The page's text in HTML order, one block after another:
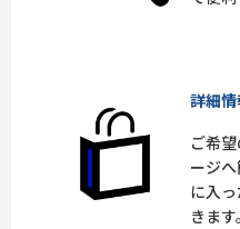
詳細
ご希
ージ
に入
きます。